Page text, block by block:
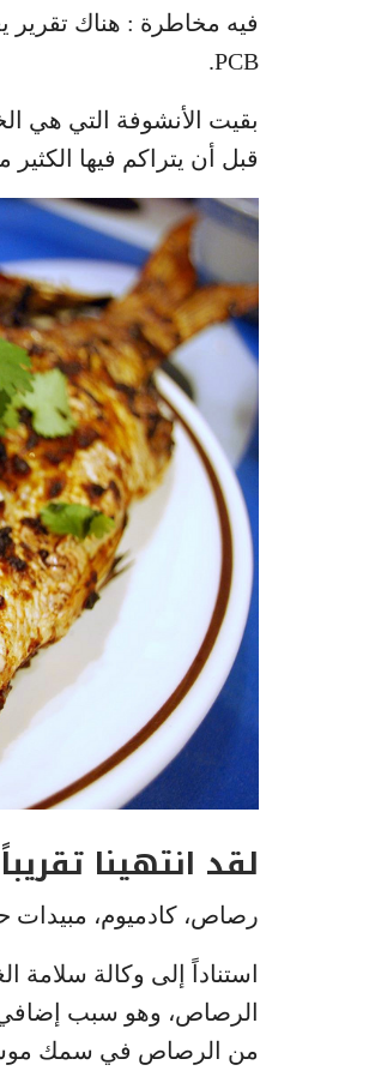
PCB.
بقيت الأنشوفة التي هي
قبل أن يتراكم فيها
لقد انتهينا
رصاص، كادميوم، مبيدات
استناداً إلى وكالة سلامة
الرصاص، وهو سبب إضافي
من الرصاص في سمك